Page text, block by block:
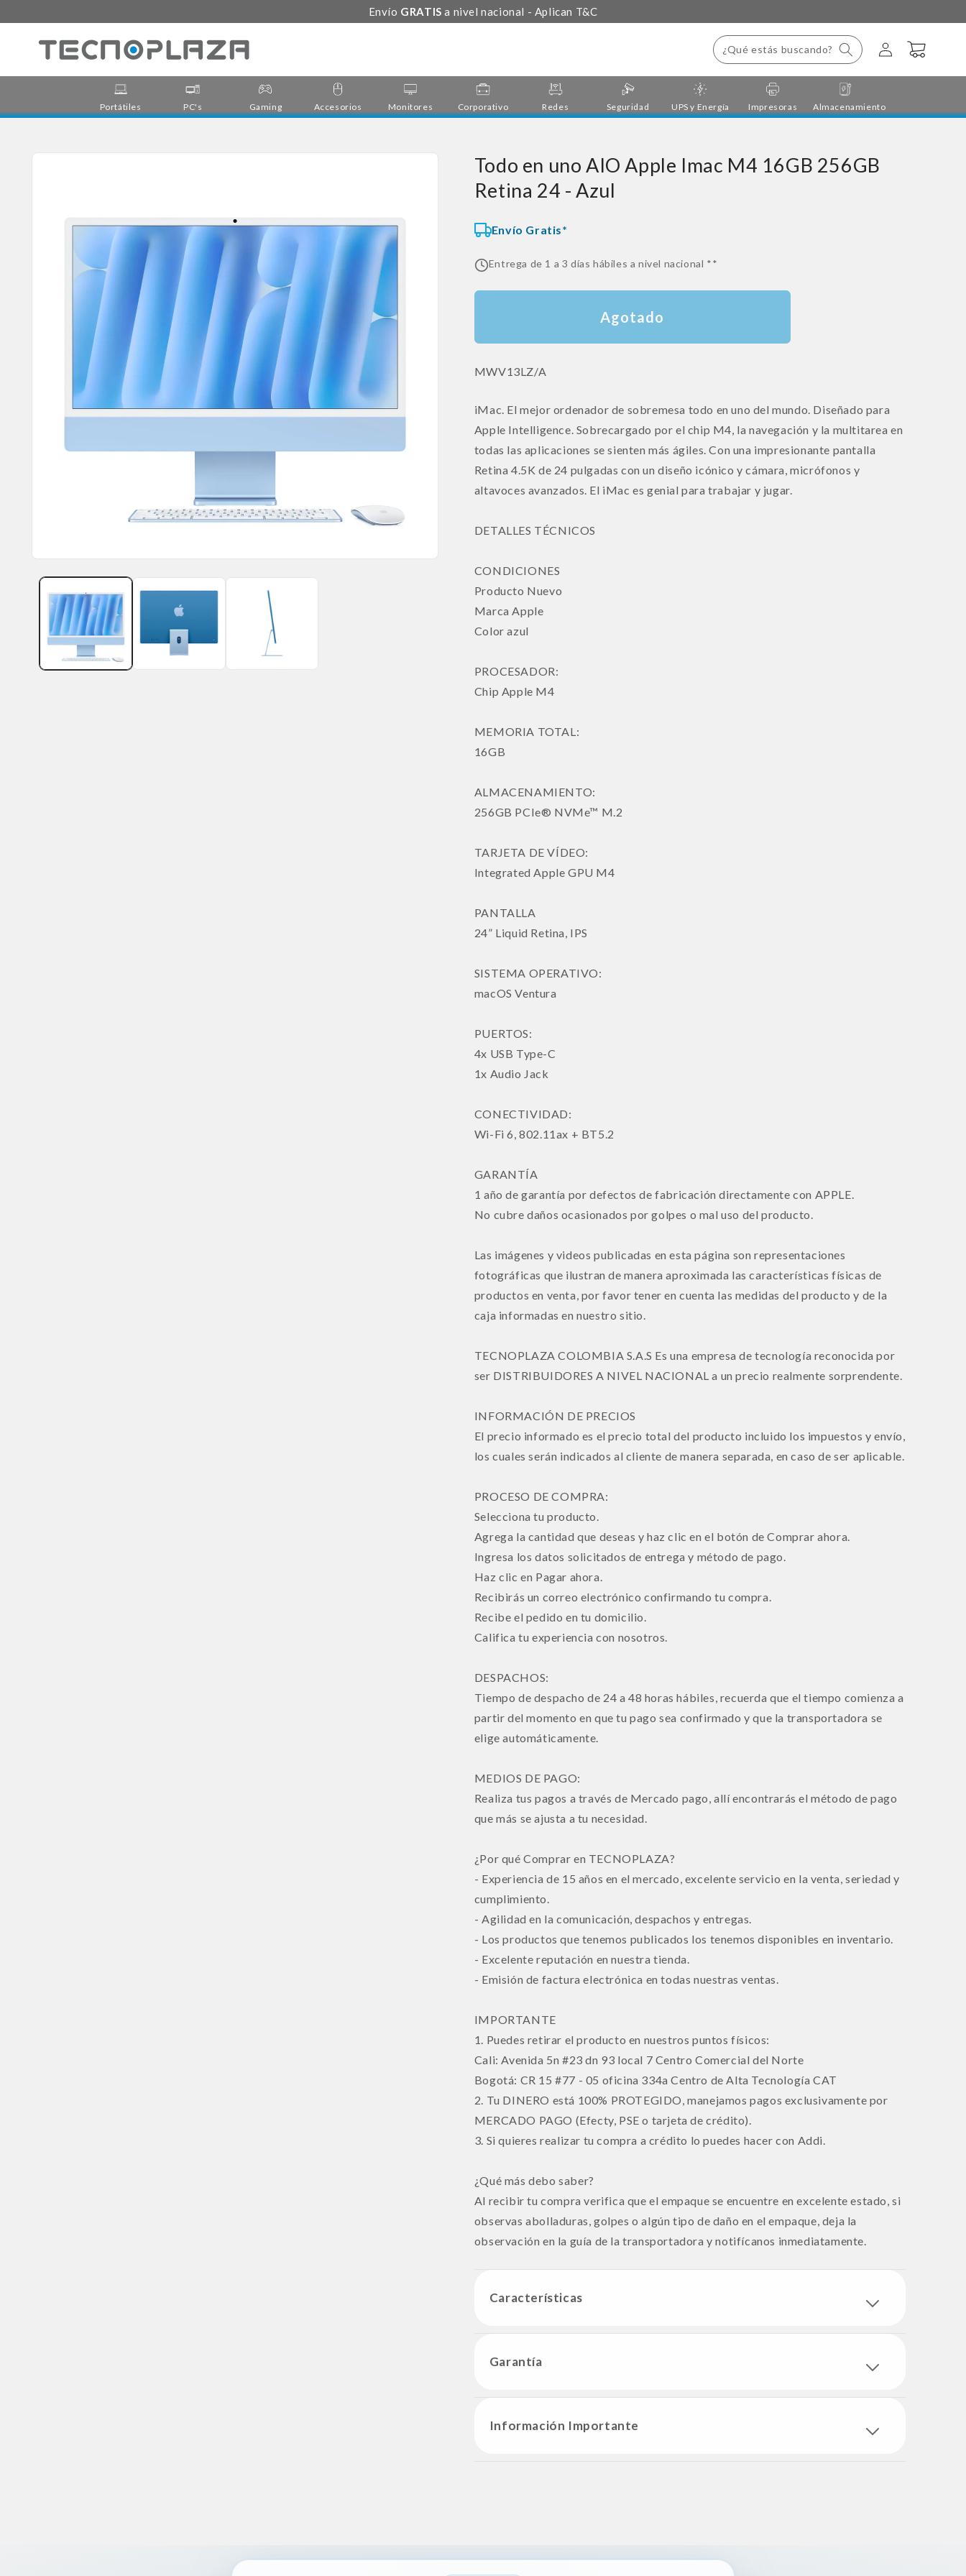
Envío GRATISa nivel nacional - Aplican T&C
¿Qué estás buscando?
Iniciar
sesión
Carrito
Portátiles PC's Gaming Accesorios Monitores Corporativo Redes Seguridad UPS y Energía Impresoras Almacenamiento
directamente
Todo en uno AIO Apple Imac M4 16GB 256GB
Retina 24 - Azul
Envío Gratis*
Entrega de 1 a 3 días hábiles a nivel nacional **
Agotado
SKU:
MWV13LZ/A
iMac. El mejor ordenador de sobremesa todo en uno del mundo. Diseñado para
Apple Intelligence. Sobrecargado por el chip M4, la navegación y la multitarea en
todas las aplicaciones se sienten más ágiles. Con una impresionante pantalla
Retina 4.5K de 24 pulgadas con un diseño icónico y cámara, micrófonos y
altavoces avanzados. El iMac es genial para trabajar y jugar.
DETALLES TÉCNICOS
CONDICIONES
Producto Nuevo
Marca Apple
Color azul
PROCESADOR:
Chip Apple M4
MEMORIA TOTAL:
16GB
ALMACENAMIENTO:
256GB PCIe® NVMe™ M.2
TARJETA DE VÍDEO:
Integrated Apple GPU M4
PANTALLA
24” Liquid Retina, IPS
SISTEMA OPERATIVO:
macOS Ventura
PUERTOS:
4x USB Type-C
1x Audio Jack
CONECTIVIDAD:
Wi-Fi 6, 802.11ax + BT5.2
GARANTÍA
1 año de garantía por defectos de fabricación directamente con APPLE.
No cubre daños ocasionados por golpes o mal uso del producto.
Las imágenes y videos publicadas en esta página son representaciones
fotográficas que ilustran de manera aproximada las características físicas de
productos en venta, por favor tener en cuenta las medidas del producto y de la
caja informadas en nuestro sitio.
TECNOPLAZA COLOMBIA S.A.S Es una empresa de tecnología reconocida por
ser DISTRIBUIDORES A NIVEL NACIONAL a un precio realmente sorprendente.
INFORMACIÓN DE PRECIOS
El precio informado es el precio total del producto incluido los impuestos y envío,
los cuales serán indicados al cliente de manera separada, en caso de ser aplicable.
PROCESO DE COMPRA:
Selecciona tu producto.
Agrega la cantidad que deseas y haz clic en el botón de Comprar ahora.
Ingresa los datos solicitados de entrega y método de pago.
Haz clic en Pagar ahora.
Recibirás un correo electrónico confirmando tu compra.
Recibe el pedido en tu domicilio.
Califica tu experiencia con nosotros.
DESPACHOS:
Tiempo de despacho de 24 a 48 horas hábiles, recuerda que el tiempo comienza a
partir del momento en que tu pago sea confirmado y que la transportadora se
elige automáticamente.
MEDIOS DE PAGO:
Realiza tus pagos a través de Mercado pago, allí encontrarás el método de pago
que más se ajusta a tu necesidad.
¿Por qué Comprar en TECNOPLAZA?
- Experiencia de 15 años en el mercado, excelente servicio en la venta, seriedad y
cumplimiento.
- Agilidad en la comunicación, despachos y entregas.
- Los productos que tenemos publicados los tenemos disponibles en inventario.
- Excelente reputación en nuestra tienda.
- Emisión de factura electrónica en todas nuestras ventas.
IMPORTANTE
1. Puedes retirar el producto en nuestros puntos físicos:
Cali: Avenida 5n #23 dn 93 local 7 Centro Comercial del Norte
Bogotá: CR 15 #77 - 05 oficina 334a Centro de Alta Tecnología CAT
2. Tu DINERO está 100% PROTEGIDO, manejamos pagos exclusivamente por
MERCADO PAGO (Efecty, PSE o tarjeta de crédito).
3. Si quieres realizar tu compra a crédito lo puedes hacer con Addi.
¿Qué más debo saber?
Al recibir tu compra verifica que el empaque se encuentre en excelente estado, si
observas abolladuras, golpes o algún tipo de daño en el empaque, deja la
observación en la guía de la transportadora y notifícanos inmediatamente.
Características
Garantía
Información Importante